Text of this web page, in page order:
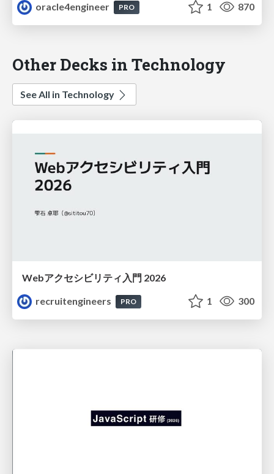
oracle4engineer
PRO 1 870
Other Decks in Technology
See All in Technology
Webアクセシビリティ入門 2026
recruitengineers
PRO 1 300